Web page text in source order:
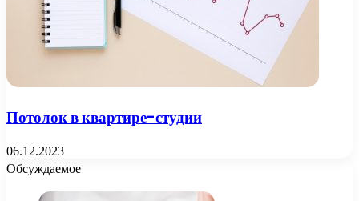
Потолок в квартире-студии
06.12.2023
Обсуждаемое